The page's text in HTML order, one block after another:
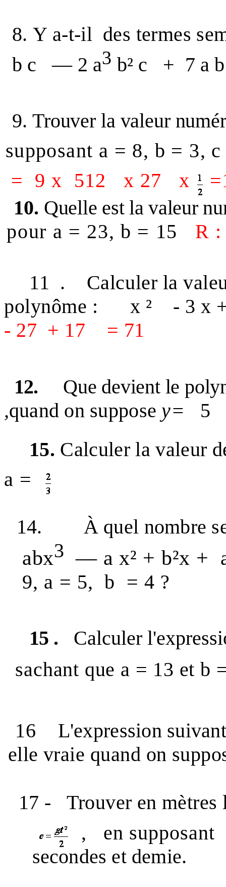
8. Y a-t-il des termes
b c
— 2 a3 b² c + 7 a
9. Trouver la valeur
supposant a = 8, b = 3,
= 9 x 512 x 27 x
10. Quelle est la valeur
pour a = 23, b = 15
R :
11 .
Calculer la
polynôme :
x ²
- 3 x
- 27 + 17 = 71
12.
Que devient le
,quand on suppose y= 5
15. Calculer la valeur
a =
14. À quel nombre
abx3 — a x² + b²x +
9, a = 5, b = 4 ?
15 .
Calculer
sachant que a = 13 et b
16
L'expression
elle vraie quand on
17 -
Trouver en
,
en supposant
secondes et demie.